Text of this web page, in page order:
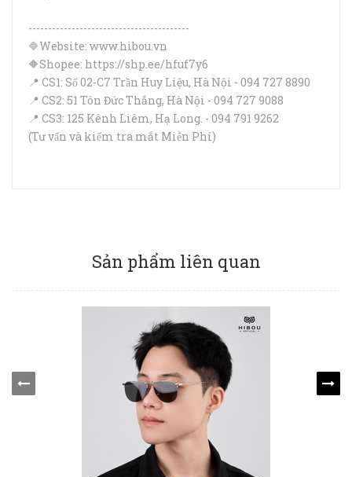
-----------------------------------------
🔷Website: www.hibou.vn
🔶Shopee: https://shp.ee/hfuf7y6
📍 CS1: Số 02-C7 Trần Huy Liệu, Hà Nội - 094 727 8890
📍 CS2: 51 Tôn Đức Thắng, Hà Nội - 094 727 9088
📍 CS3: 125 Kênh Liêm, Hạ Long. - 094 791 9262
(Tư vấn và kiếm tra mắt Miễn Phí)
Sản phẩm liên quan